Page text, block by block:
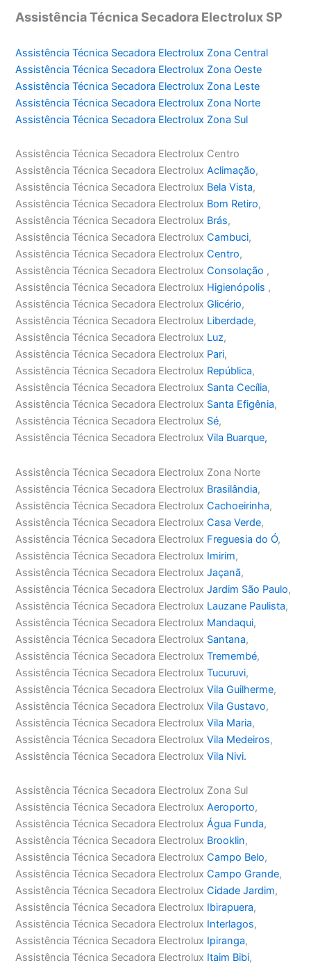
Assistência Técnica Secadora Electrolux SP
Assistência Técnica Secadora Electrolux Zona Central
Assistência Técnica Secadora Electrolux Zona Oeste
Assistência Técnica Secadora Electrolux Zona Leste
Assistência Técnica Secadora Electrolux Zona Norte
Assistência Técnica Secadora Electrolux Zona Sul
Assistência Técnica Secadora Electrolux Centro
Assistência Técnica Secadora ElectroluxAclimação,
Assistência Técnica Secadora Electrolux Bela Vista,
Assistência Técnica Secadora Electrolux Bom Retiro,
Assistência Técnica Secadora Electrolux Brás,
Assistência Técnica Secadora ElectroluxCambuci,
Assistência Técnica Secadora ElectroluxCentro,
Assistência Técnica Secadora ElectroluxConsolação ,
Assistência Técnica Secadora Electrolux Higienópolis ,
Assistência Técnica Secadora ElectroluxGlicério,
Assistência Técnica Secadora Electrolux Liberdade,
Assistência Técnica Secadora Electrolux Luz,
Assistência Técnica Secadora Electrolux Pari,
Assistência Técnica Secadora Electrolux República,
Assistência Técnica Secadora Electrolux Santa Cecília,
Assistência Técnica Secadora Electrolux Santa Efigênia,
Assistência Técnica Secadora Electrolux Sé,
Assistência Técnica Secadora ElectroluxVila Buarque,
Assistência Técnica Secadora Electrolux Zona Norte
Assistência Técnica Secadora Electrolux Brasilândia,
Assistência Técnica Secadora ElectroluxCachoeirinha,
Assistência Técnica Secadora ElectroluxCasa Verde,
Assistência Técnica Secadora Electrolux Freguesia do Ó,
Assistência Técnica Secadora Electrolux Imirim,
Assistência Técnica Secadora ElectroluxJaçanã,
Assistência Técnica Secadora ElectroluxJardim São Paulo,
Assistência Técnica Secadora Electrolux Lauzane Paulista,
Assistência Técnica Secadora Electrolux Mandaqui,
Assistência Técnica Secadora Electrolux Santana,
Assistência Técnica Secadora ElectroluxTremembé,
Assistência Técnica Secadora ElectroluxTucuruvi,
Assistência Técnica Secadora ElectroluxVila Guilherme,
Assistência Técnica Secadora ElectroluxVila Gustavo,
Assistência Técnica Secadora ElectroluxVila Maria,
Assistência Técnica Secadora ElectroluxVila Medeiros,
Assistência Técnica Secadora ElectroluxVila Nivi.
Assistência Técnica Secadora Electrolux Zona Sul
Assistência Técnica Secadora ElectroluxAeroporto,
Assistência Técnica Secadora ElectroluxÁgua Funda,
Assistência Técnica Secadora Electrolux Brooklin,
Assistência Técnica Secadora ElectroluxCampo Belo,
Assistência Técnica Secadora ElectroluxCampo Grande,
Assistência Técnica Secadora ElectroluxCidade Jardim,
Assistência Técnica Secadora Electrolux Ibirapuera,
Assistência Técnica Secadora Electrolux Interlagos,
Assistência Técnica Secadora Electrolux Ipiranga,
Assistência Técnica Secadora Electrolux Itaim Bibi,